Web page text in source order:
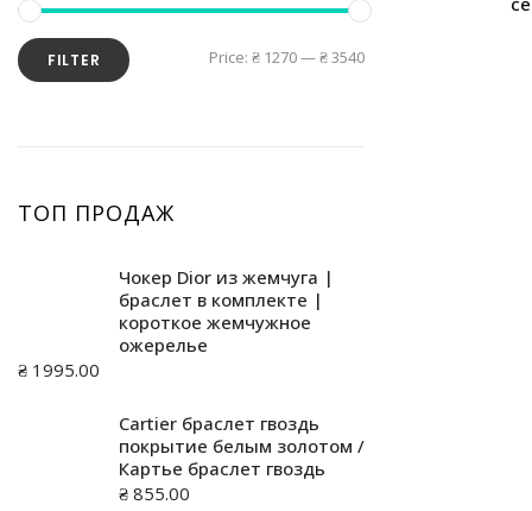
Sterling Silver
Wedding Rings
Gold
Plutinum
Amethyst
Colored Gemstones
White Gold
Серьги Тиффани
All Stones
Sterling Silver
FILTER Price: ₴ 1270—₴ 3540
ТОП ПРОДАЖ
Чокер Dior из жемчуга |
браслет в комплекте |
короткое жемчужное
ожерелье
₴ 1995.00
Cartier браслет гвоздь
покрытие белым золотом /
Картье браслет гвоздь
₴ 855.00